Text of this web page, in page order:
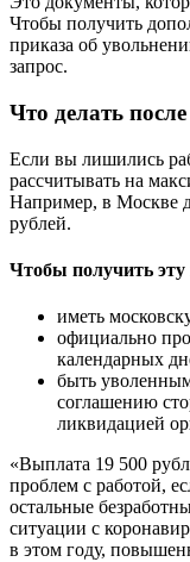
Чтобы получить
приказа об
запрос.
Что делать
Если вы лишились
рассчитывать на
Например, в Москве
рублей.
Чтобы получить
иметь
официально
календарных
быть
соглашению
ликвидацией
«Выплата 19 500
проблем с работой,
остальные
ситуации с
в этом году,